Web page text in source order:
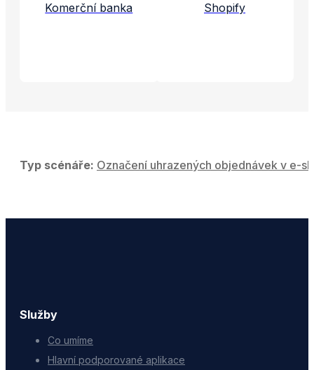
Komerční banka Shopify
Typ scénáře: Označení uhrazených objednávek v e-
Služby
Co umíme
Hlavní podporované aplikace